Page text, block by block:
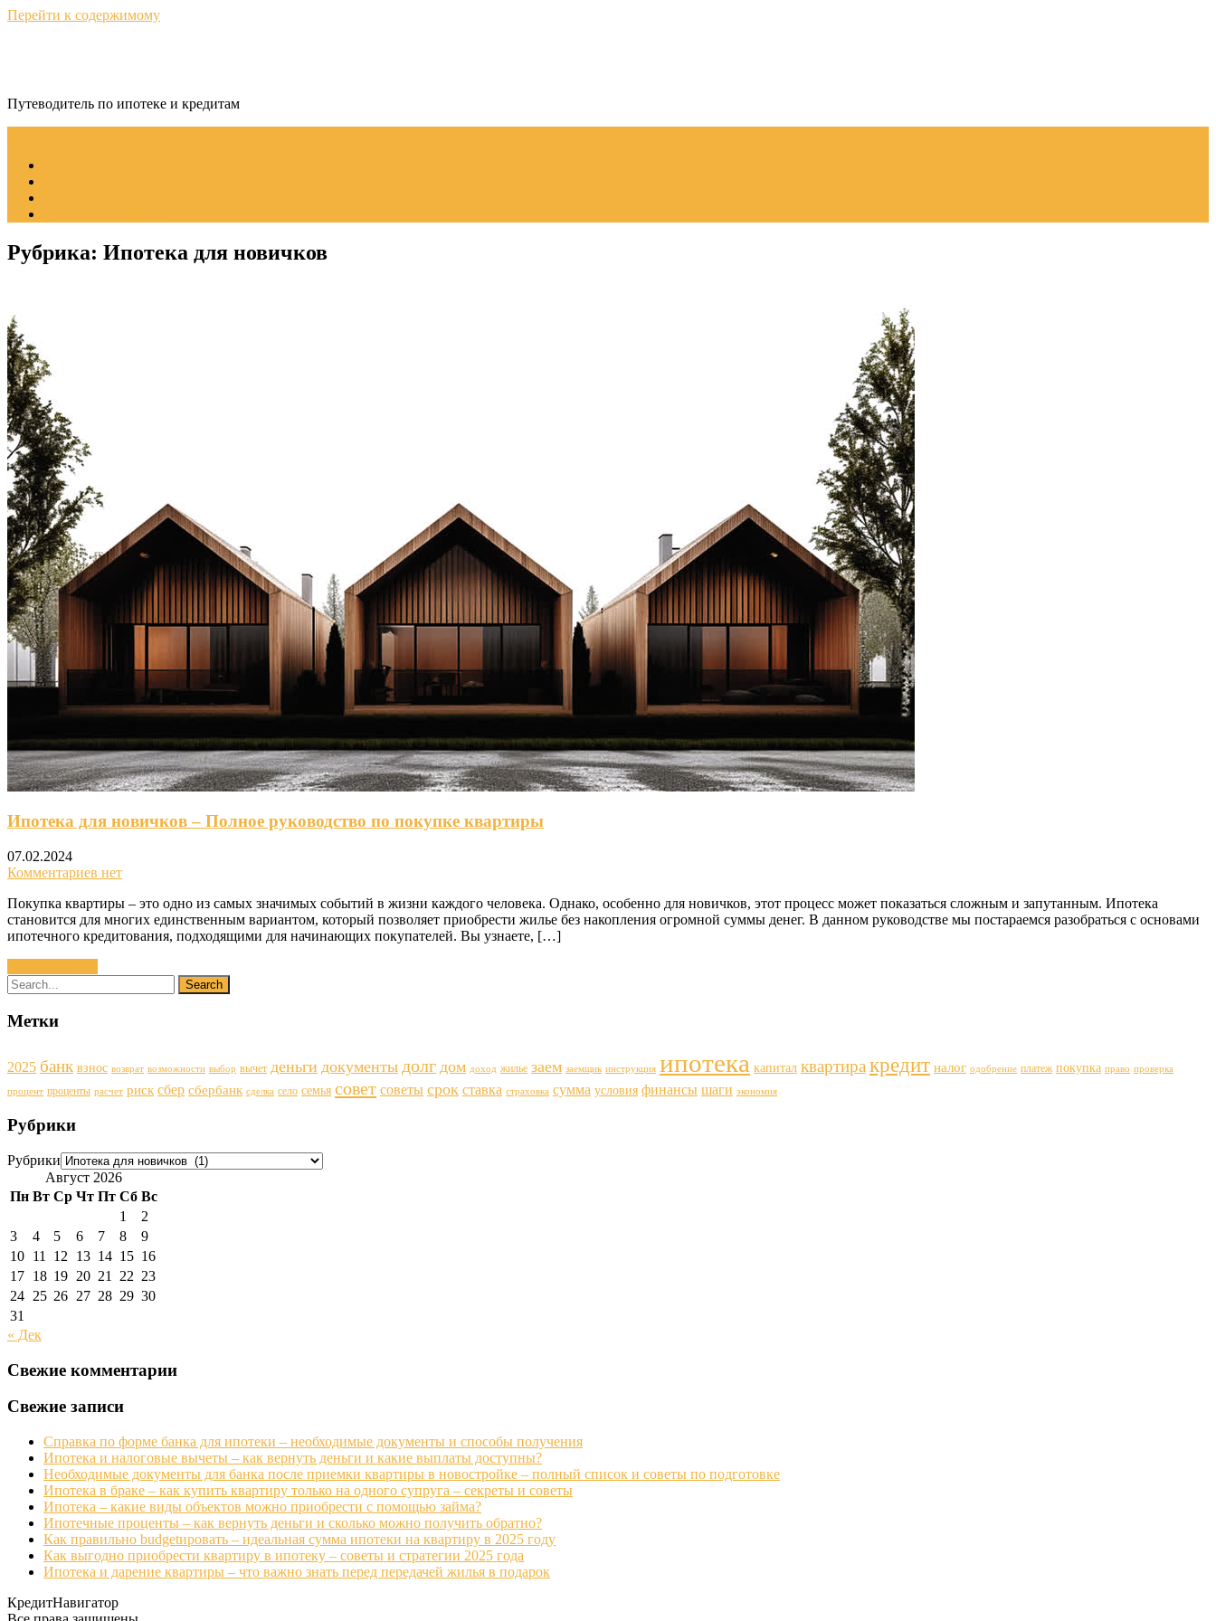
Перейти к содержимому
Путеводитель по ипотеке и кредитам
Рубрика: Ипотека для новичков
Ипотека для новичков – Полное руководство по покупке квартиры
07.02.2024
Комментариев нет
Покупка квартиры – это одно из самых значимых событий в жизни каждого человека. Однако, особенно для новичков, этот процесс может показаться сложным и запутанным. Ипотека
становится для многих единственным вариантом, который позволяет приобрести жилье без накопления огромной суммы денег. В данном руководстве мы постараемся разобраться с основами
ипотечного кредитования, подходящими для начинающих покупателей. Вы узнаете, […]
Метки
2025 банк взнос возврат возможности выбор вычет деньги документы долг дом доход жилье заем заемщик инструкция ипотека капитал квартира кредит налог одобрение платеж покупка право проверка
процент проценты расчет риск сбер сбербанк сделка село семья совет советы срок ставка страховка сумма условия финансы шаги экономия
Рубрики
Рубрики
Август 2026
Пн Вт Ср Чт Пт Сб Вс
1
2
3
4 5 6 7 8
9
10 11 12 13 14 15 16
17 18 19 20 21 22 23
24 25 26 27 28 29 30
31
« Дек
Свежие комментарии
Свежие записи
Справка по форме банка для ипотеки – необходимые документы и способы получения
Ипотека и налоговые вычеты – как вернуть деньги и какие выплаты доступны?
Необходимые документы для банка после приемки квартиры в новостройке – полный список и советы по подготовке
Ипотека в браке – как купить квартиру только на одного супруга – секреты и советы
Ипотека – какие виды объектов можно приобрести с помощью займа?
Ипотечные проценты – как вернуть деньги и сколько можно получить обратно?
Как правильно budgetировать – идеальная сумма ипотеки на квартиру в 2025 году
Как выгодно приобрести квартиру в ипотеку – советы и стратегии 2025 года
Ипотека и дарение квартиры – что важно знать перед передачей жилья в подарок
КредитНавигатор